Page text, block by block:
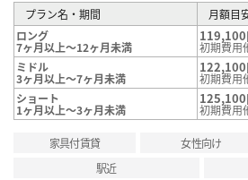
プラン名・期間
月額目
ロング
7ヶ月以上～12ヶ月未満
119,100
初期費用
ミドル
3ヶ月以上～7ヶ月未満
122,100
初期費用
ショート
1ヶ月以上～3ヶ月未満
125,100
初期費用
家具付賃貸 女性向け
駅近